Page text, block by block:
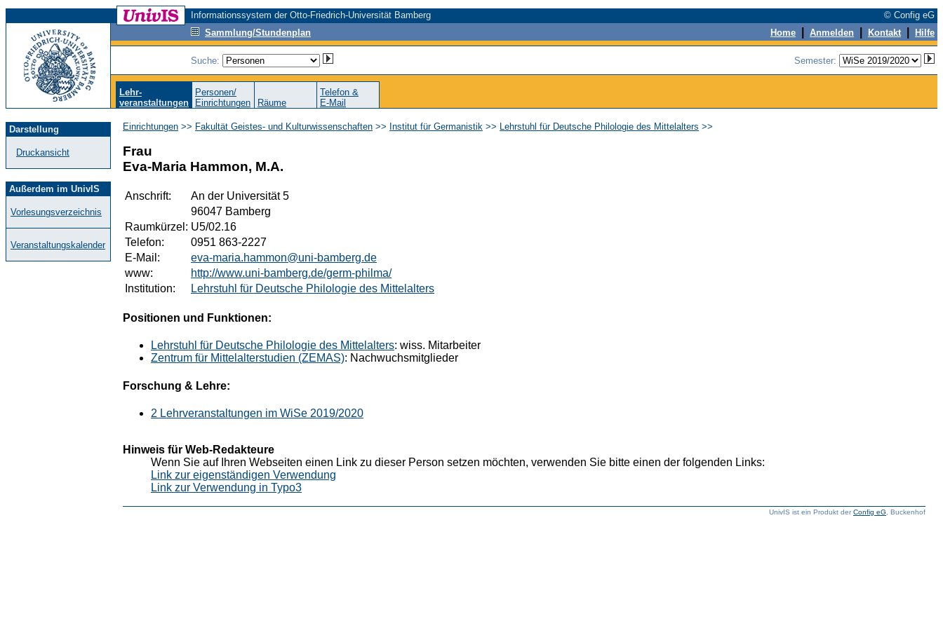
Informationssystem der Otto-Friedrich-Universität Bamberg
© Config eG
Sammlung/Stundenplan
Home Anmelden Kontakt Hilfe
Suche: Semester:
Lehr-
veranstaltungen
Personen/
Einrichtungen
Räume
Telefon &
E-Mail
Darstellung
Druckansicht
Außerdem im UnivIS
Vorlesungsverzeichnis
Veranstaltungskalender
Einrichtungen >> Fakultät Geistes- und Kulturwissenschaften >> Institut für Germanistik >> Lehrstuhl für Deutsche Philologie des Mittelalters >>
Frau
Eva-Maria Hammon, M.A.
Anschrift:
An der Universität 5
96047 Bamberg
Raumkürzel: U5/02.16
Telefon:
0951 863-2227
E-Mail:
eva-maria.hammon@uni-bamberg.de
www:
http://www.uni-bamberg.de/germ-philma/
Institution:
Lehrstuhl für Deutsche Philologie des Mittelalters
Positionen und Funktionen:
Lehrstuhl für Deutsche Philologie des Mittelalters: wiss. Mitarbeiter
Zentrum für Mittelalterstudien (ZEMAS): Nachwuchsmitglieder
Forschung & Lehre:
2 Lehrveranstaltungen im WiSe 2019/2020
Hinweis für Web-Redakteure
Wenn Sie auf Ihren Webseiten einen Link zu dieser Person setzen möchten, verwenden Sie bitte einen der folgenden Links:
Link zur eigenständigen Verwendung
Link zur Verwendung in Typo3
UnivIS ist ein Produkt derConfig eG , Buckenhof